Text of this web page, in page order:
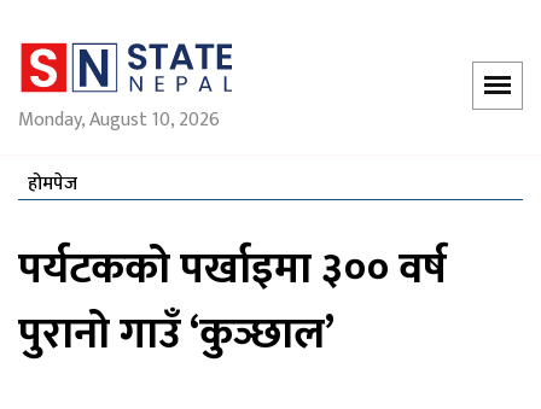
Monday, August 10, 2026
होमपेज
पर्यटकको पर्खाइमा ३०० वर्ष
पुरानो गाउँ ‘कुञ्छाल’